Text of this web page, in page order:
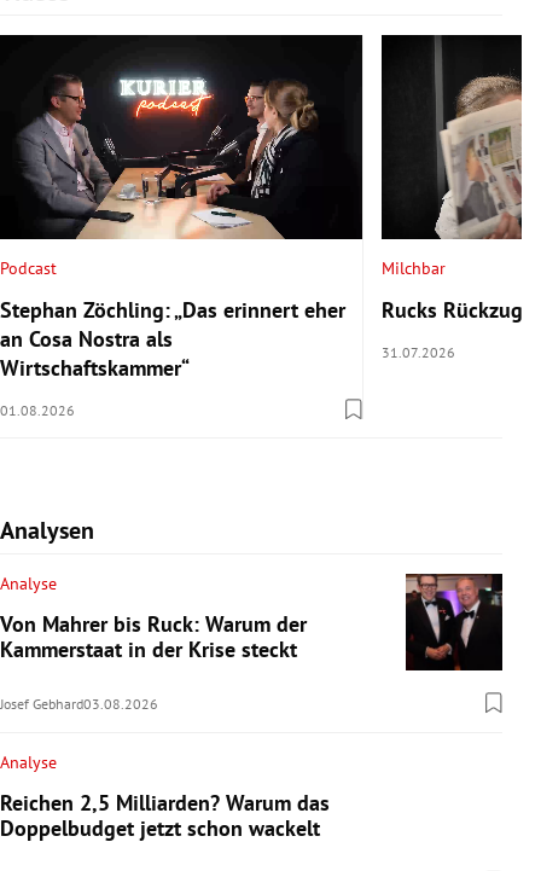
Podcast
Stephan Zöchling: „Das erinnert eher
an Cosa Nostra als
Wirtschaftskammer“
01.08.2026
Milchbar
Rucks Rückzug
31.07.2026
Analysen
Analyse
Von Mahrer bis Ruck: Warum der
Kammerstaat in der Krise steckt
Josef Gebhard03.08.2026
Analyse
Reichen 2,5 Milliarden? Warum das
Doppelbudget jetzt schon wackelt